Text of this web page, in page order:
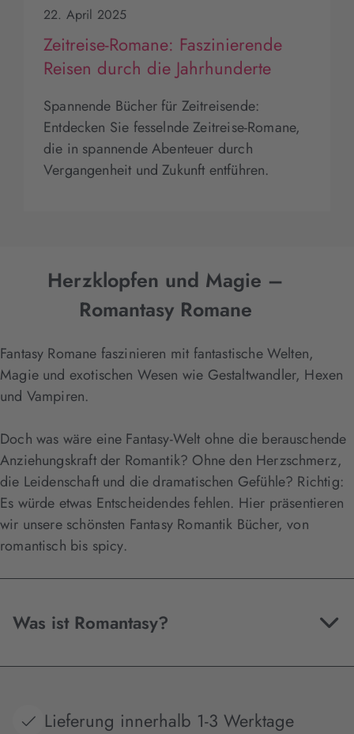
22. April 2025
Zeitreise-Romane: Faszinierende
Reisen durch die Jahrhunderte
Spannende Bücher für Zeitreisende:
Entdecken Sie fesselnde Zeitreise-Romane,
die in spannende Abenteuer durch
Vergangenheit und Zukunft entführen.
Herzklopfen und Magie –
Romantasy Romane
Fantasy Romane faszinieren mit fantastische Welten,
Magie und exotischen Wesen wie Gestaltwandler, Hexen
und Vampiren.
Doch was wäre eine Fantasy-Welt ohne die berauschende
Anziehungskraft der Romantik? Ohne den Herzschmerz,
die Leidenschaft und die dramatischen Gefühle? Richtig:
Es würde etwas Entscheidendes fehlen. Hier präsentieren
wir unsere schönsten Fantasy Romantik Bücher, von
romantisch bis spicy.
Was ist Romantasy?
Lieferung innerhalb 1-3 Werktage